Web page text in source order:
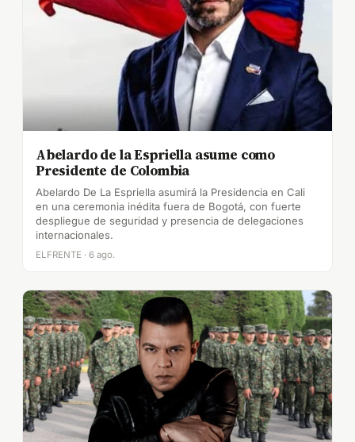
Abelardo de la Espriella asume como
Presidente de Colombia
Abelardo De La Espriella asumirá la Presidencia en Cali
en una ceremonia inédita fuera de Bogotá, con fuerte
despliegue de seguridad y presencia de delegaciones
internacionales.
ELFRENTE · 6 ago.